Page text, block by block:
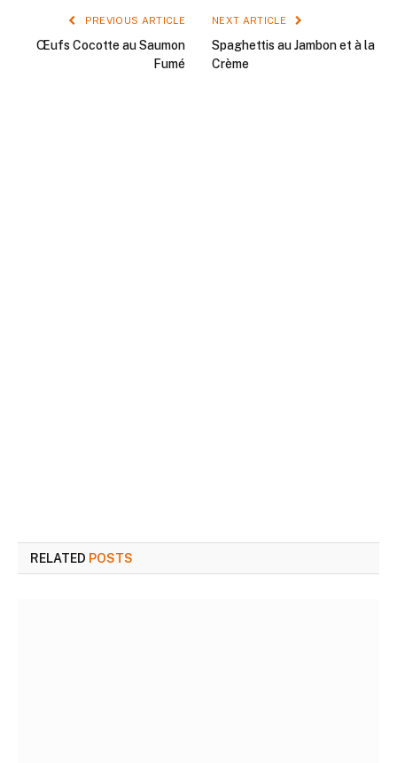
PREVIOUS ARTICLE
Œufs Cocotte au Saumon
Fumé
NEXT ARTICLE
Spaghettis au Jambon et à la
Crème
RELATED POSTS